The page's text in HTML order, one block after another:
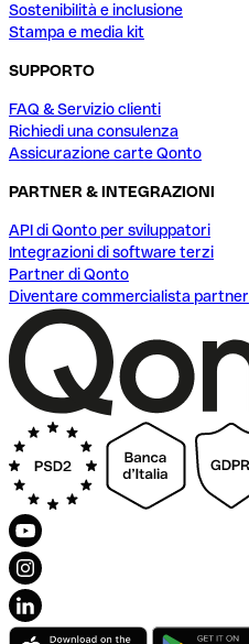
Sostenibilità e inclusione
Stampa e media kit
SUPPORTO
FAQ & Servizio clienti
Richiedi una consulenza
Assicurazione carte Qonto
PARTNER & INTEGRAZIONI
API di Qonto per sviluppatori
Integrazioni di software terzi
Partner di Qonto
Diventare commercialista partner